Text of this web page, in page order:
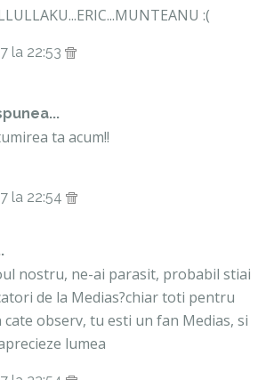
:(
la 22:53
ta acum!!
la 22:54
nostru, ne-ai parasit, probabil stiai
de la Medias?chiar toti pentru
cate observ, tu esti un fan Medias, si
lumea